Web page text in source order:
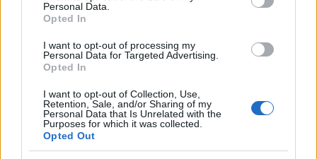
Personal Data.
Opted In
I want to opt-out of processing my
Personal Data for Targeted Advertising.
Opted In
I want to opt-out of Collection, Use,
Retention, Sale, and/or Sharing of my
Personal Data that Is Unrelated with the
Purposes for which it was collected.
Opted Out
#Bosna i Hercegovina